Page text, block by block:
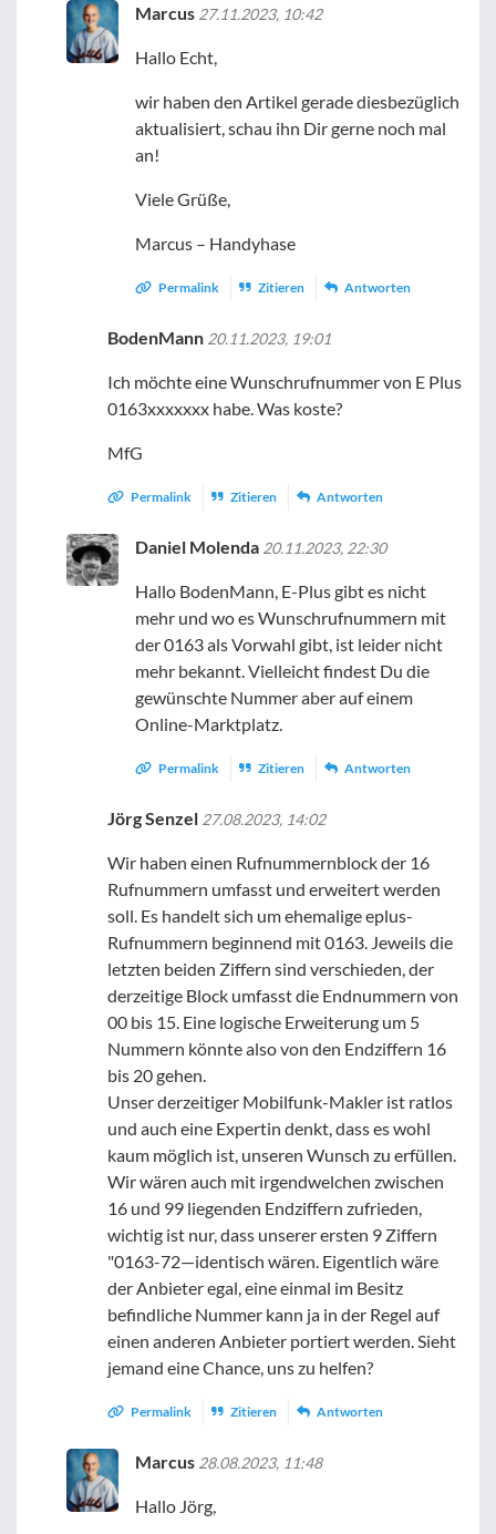
Marcus 27.11.2023, 10:42
Hallo Echt,
wir haben den Artikel gerade diesbezüglich
aktualisiert, schau ihn Dir gerne noch mal
an!
Viele Grüße,
Marcus – Handyhase
Permalink Zitieren Antworten
BodenMann 20.11.2023, 19:01
Ich möchte eine Wunschrufnummer von E Plus
0163xxxxxxx habe. Was koste?
MfG
Permalink Zitieren Antworten
Daniel Molenda 20.11.2023, 22:30
Hallo BodenMann, E-Plus gibt es nicht
mehr und wo es Wunschrufnummern mit
der 0163 als Vorwahl gibt, ist leider nicht
mehr bekannt. Vielleicht findest Du die
gewünschte Nummer aber auf einem
Online-Marktplatz.
Permalink Zitieren Antworten
Jörg Senzel 27.08.2023, 14:02
Wir haben einen Rufnummernblock der 16
Rufnummern umfasst und erweitert werden
soll. Es handelt sich um ehemalige eplus-
Rufnummern beginnend mit 0163. Jeweils die
letzten beiden Ziffern sind verschieden, der
derzeitige Block umfasst die Endnummern von
00 bis 15. Eine logische Erweiterung um 5
Nummern könnte also von den Endziffern 16
bis 20 gehen.
Unser derzeitiger Mobilfunk-Makler ist ratlos
und auch eine Expertin denkt, dass es wohl
kaum möglich ist, unseren Wunsch zu erfüllen.
Wir wären auch mit irgendwelchen zwischen
16 und 99 liegenden Endziffern zufrieden,
wichtig ist nur, dass unserer ersten 9 Ziffern
"0163-72—identisch wären. Eigentlich wäre
der Anbieter egal, eine einmal im Besitz
befindliche Nummer kann ja in der Regel auf
einen anderen Anbieter portiert werden. Sieht
jemand eine Chance, uns zu helfen?
Permalink Zitieren Antworten
Marcus 28.08.2023, 11:48
Hallo Jörg,